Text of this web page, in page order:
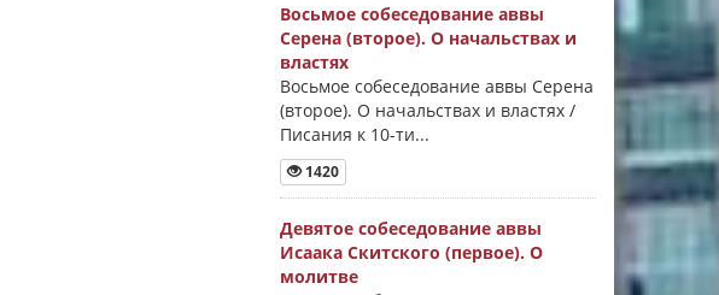
Восьмое собеседование аввы
Серена (второе). О начальствах и
властях
Восьмое собеседование аввы Серена
(второе). О начальствах и властях /
Писания к 10-ти...
1420
Девятое собеседование аввы
Исаака Скитского (первое). О
молитве